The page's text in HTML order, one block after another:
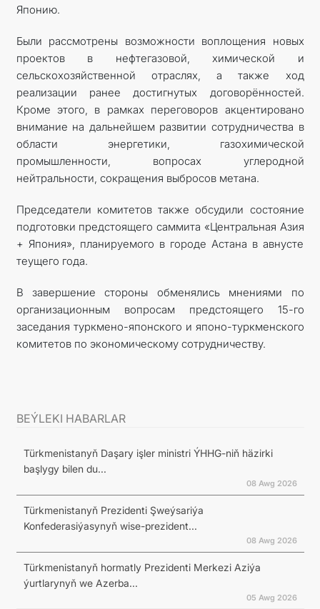
Японию.
Были рассмотрены возможности воплощения новых
проектов в нефтегазовой, химической и
сельскохозяйственной отраслях, а также ход
реализации ранее достигнутых договорённостей.
Кроме этого, в рамках переговоров акцентировано
внимание на дальнейшем развитии сотрудничества в
области энергетики, газохимической
промышленности, вопросах углеродной
нейтральности, сокращения выбросов метана.
Председатели комитетов также обсудили состояние
подготовки предстоящего саммита «Центральная Азия
+ Япония», планируемого в городе Астана в авнусте
теущего года.
В завершение стороны обменялись мнениями по
организационным вопросам предстоящего 15-го
заседания туркмено-японского и японо-туркменского
комитетов по экономическому сотрудничеству.
BEÝLEKI HABARLAR
Türkmenistanyň Daşary işler ministri ÝHHG-niň häzirki
başlygy bilen du...
08 Awg 2026
Türkmenistanyň Prezidenti Şweýsariýa
Konfederasiýasynyň wise-prezident...
08 Awg 2026
Türkmenistanyň hormatly Prezidenti Merkezi Aziýa
ýurtlarynyň we Azerba...
05 Awg 2026